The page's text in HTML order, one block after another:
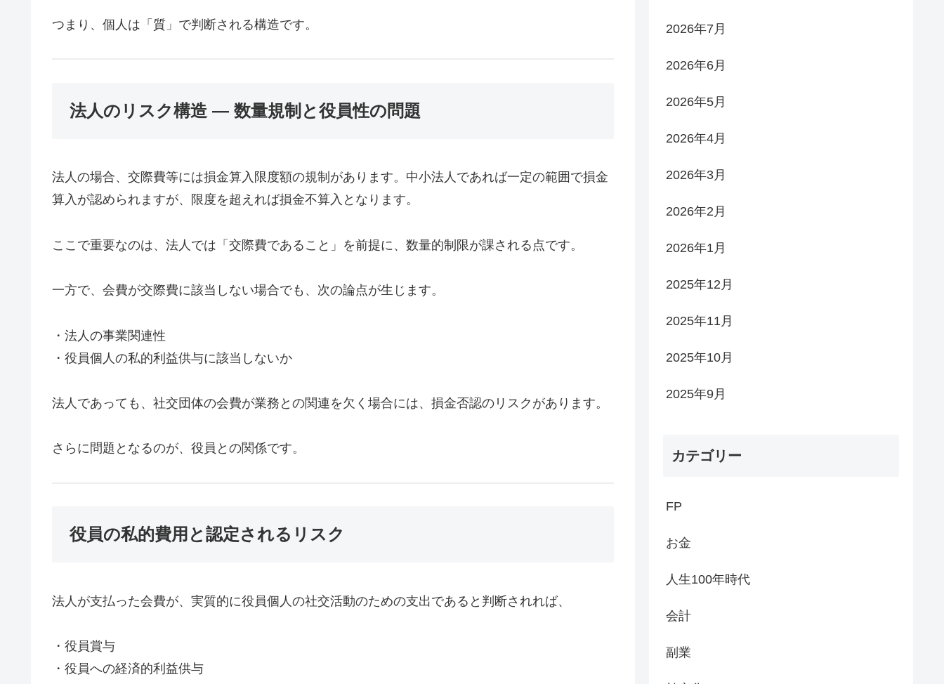
つまり、個人は「質」で判断される構造です。
法人のリスク構造 ― 数量規制と役員性の問題
法人の場合、交際費等には損金算入限度額の規制があります。中小法人であれば一定の範囲で損金
算入が認められますが、限度を超えれば損金不算入となります。
ここで重要なのは、法人では「交際費であること」を前提に、数量的制限が課される点です。
一方で、会費が交際費に該当しない場合でも、次の論点が生じます。
・法人の事業関連性
・役員個人の私的利益供与に該当しないか
法人であっても、社交団体の会費が業務との関連を欠く場合には、損金否認のリスクがあります。
さらに問題となるのが、役員との関係です。
役員の私的費用と認定されるリスク
法人が支払った会費が、実質的に役員個人の社交活動のための支出であると判断されれば、
・役員賞与
・役員への経済的利益供与
2026年7月
2026年6月
2026年5月
2026年4月
2026年3月
2026年2月
2026年1月
2025年12月
2025年11月
2025年10月
2025年9月
カテゴリー
FP
お金
人生100年時代
会計
副業